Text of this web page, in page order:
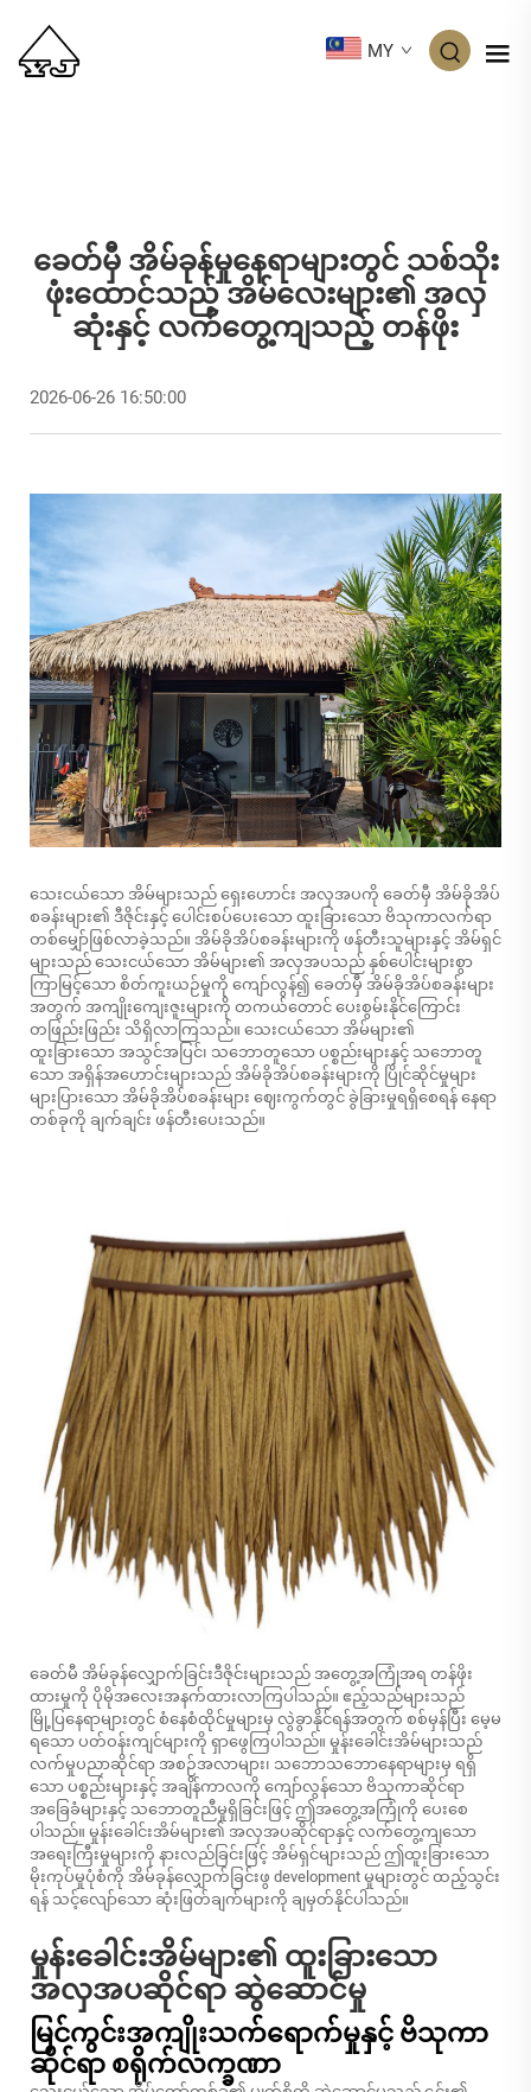
MY
ခေတ်မှီ အိမ်ခုန်မှုနေရာများတွင် သစ်သိုး
ဖုံးထောင်သည့် အိမ်လေးများ၏ အလှ
ဆုံးနှင့် လက်တွေ့ကျသည့် တန်ဖိုး
2026-06-26 16:50:00
သေးငယ်သော အိမ်များသည် ရှေးဟောင်း အလှအပကို ခေတ်မှီ အိမ်ခိုအိပ်
စခန်းများ၏ ဒီဇိုင်းနှင့် ပေါင်းစပ်ပေးသော ထူးခြားသော ဗိသုကာလက်ရာ
တစ်မျှော်ဖြစ်လာခဲ့သည်။ အိမ်ခိုအိပ်စခန်းများကို ဖန်တီးသူများနှင့် အိမ်ရှင်
များသည် သေးငယ်သော အိမ်များ၏ အလှအပသည် နှစ်ပေါင်းများစွာ
ကြာမြင့်သော စိတ်ကူးယဉ်မှုကို ကျော်လွန်၍ ခေတ်မှီ အိမ်ခိုအိပ်စခန်းများ
အတွက် အကျိုးကျေးဇူးများကို တကယ်တောင် ပေးစွမ်းနိုင်ကြောင်း
တဖြည်းဖြည်း သိရှိလာကြသည်။ သေးငယ်သော အိမ်များ၏
ထူးခြားသော အသွင်အပြင်၊ သဘောတူသော ပစ္စည်းများနှင့် သဘောတူ
သော အရှိန်အဟောင်းများသည် အိမ်ခိုအိပ်စခန်းများကို ပြိုင်ဆိုင်မှုများ
များပြားသော အိမ်ခိုအိပ်စခန်းများ ဈေးကွက်တွင် ခွဲခြားမှုရရှိစေရန် နေရာ
တစ်ခုကို ချက်ချင်း ဖန်တီးပေးသည်။
ခေတ်မီ အိမ်ခုန်လျှောက်ခြင်းဒီဇိုင်းများသည် အတွေ့အကြုံအရ တန်ဖိုး
ထားမှုကို ပိုမိုအလေးအနက်ထားလာကြပါသည်။ ဧည့်သည်များသည်
မြို့ပြနေရာများတွင် စံနေစံထိုင်မှုများမှ လွဲခွာနိုင်ရန်အတွက် စစ်မှန်ပြီး မေ့မ
ရသော ပတ်ဝန်းကျင်များကို ရှာဖွေကြပါသည်။ မှုန်းခေါင်းအိမ်များသည်
လက်မှုပညာဆိုင်ရာ အစဉ်အလာများ၊ သဘောသဘောနေရာများမှ ရရှိ
သော ပစ္စည်းများနှင့် အချိန်ကာလကို ကျော်လွန်သော ဗိသုကာဆိုင်ရာ
အခြေခံများနှင့် သဘောတူညီမှုရှိခြင်းဖြင့် ဤအတွေ့အကြုံကို ပေးစေ
ပါသည်။ မှုန်းခေါင်းအိမ်များ၏ အလှအပဆိုင်ရာနှင့် လက်တွေ့ကျသော
အရေးကြီးမှုများကို နားလည်ခြင်းဖြင့် အိမ်ရှင်များသည် ဤထူးခြားသော
မိုးကုပ်မှုပုံစံကို အိမ်ခုန်လျှောက်ခြင်းဖွ development မှုများတွင် ထည့်သွင်း
ရန် သင့်လျော်သော ဆုံးဖြတ်ချက်များကို ချမှတ်နိုင်ပါသည်။
မှုန်းခေါင်းအိမ်များ၏ ထူးခြားသော
အလှအပဆိုင်ရာ ဆွဲဆောင်မှု
မြင်ကွင်းအကျိုးသက်ရောက်မှုနှင့် ဗိသုကာ
ဆိုင်ရာ စရိုက်လက္ခဏာ